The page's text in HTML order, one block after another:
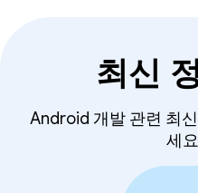
최신
Android 개발 관련 최
세